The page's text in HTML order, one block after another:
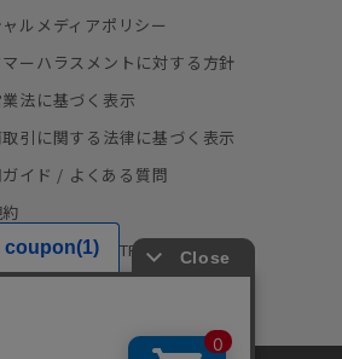
ルメディアポリシー
ーハラスメントに対する方針
法に基づく表示
引に関する法律に基づく表示
ガイド / よくある質問
の取り扱い（TRUSTe）